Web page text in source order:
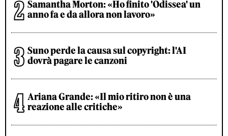
Samantha Morton: «Ho finito 'Odissea' un
anno fa e da allora non lavoro»
Suno perde la causa sul copyright: l'AI
dovrà pagare le canzoni
Ariana Grande: «Il mio ritiro non è una
reazione alle critiche»